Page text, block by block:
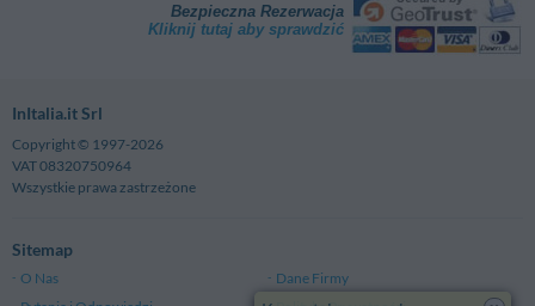
Bezpieczna Rezerwacja
Kliknij tutaj aby sprawdzić
InItalia.it Srl
Copyright © 1997-2026
VAT 08320750964
Wszystkie prawa zastrzeżone
Sitemap
O Nas
Dane Firmy